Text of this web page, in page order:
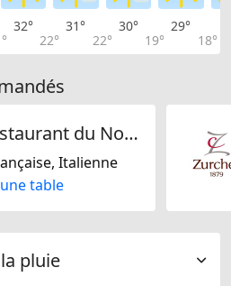
32°
22°
31°
22°
30°
19°
29°
18°
Café Restaurant du Nord
Italienne
table
pluie